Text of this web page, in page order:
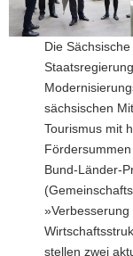
Die Sächsische
sächsischen
Tourismus mit
Bund-Länder-
stellen zwei